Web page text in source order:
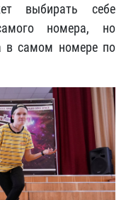
выбирать себе
номера, но
в самом номере по